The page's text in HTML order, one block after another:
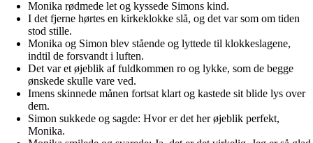
Monika rødmede let og kyssede Simons kind.
I det fjerne hørtes en kirkeklokke slå, og det var som om tiden
stod stille.
Monika og Simon blev stående og lyttede til klokkeslagene,
indtil de forsvandt i luften.
Det var et øjeblik af fuldkommen ro og lykke, som de begge
ønskede skulle vare ved.
Imens skinnede månen fortsat klart og kastede sit blide lys over
dem.
Simon sukkede og sagde: Hvor er det her øjeblik perfekt,
Monika.